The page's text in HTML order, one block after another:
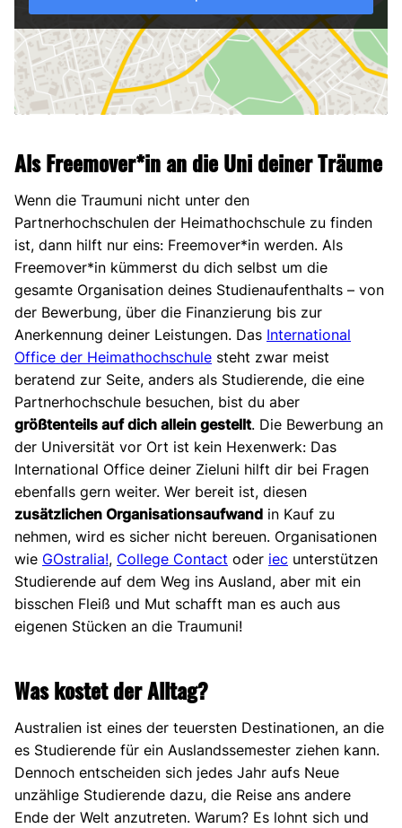
Als Freemover*in an die Uni deiner Träume
Wenn die Traumuni nicht unter den
Partnerhochschulen der Heimathochschule zu finden
ist, dann hilft nur eins: Freemover*in werden. Als
Freemover*in kümmerst du dich selbst um die
gesamte Organisation deines Studienaufenthalts – von
der Bewerbung, über die Finanzierung bis zur
Anerkennung deiner Leistungen. Das International
Office der Heimathochschule steht zwar meist
beratend zur Seite, anders als Studierende, die eine
Partnerhochschule besuchen, bist du aber
größtenteils auf dich allein gestellt. Die Bewerbung an
der Universität vor Ort ist kein Hexenwerk: Das
International Office deiner Zieluni hilft dir bei Fragen
ebenfalls gern weiter. Wer bereit ist, diesen
zusätzlichen Organisationsaufwand in Kauf zu
nehmen, wird es sicher nicht bereuen. Organisationen
wie GOstralia!, College Contact oder iec unterstützen
Studierende auf dem Weg ins Ausland, aber mit ein
bisschen Fleiß und Mut schafft man es auch aus
eigenen Stücken an die Traumuni!
Was kostet der Alltag?
Australien ist eines der teuersten Destinationen, an die
es Studierende für ein Auslandssemester ziehen kann.
Dennoch entscheiden sich jedes Jahr aufs Neue
unzählige Studierende dazu, die Reise ans andere
Ende der Welt anzutreten. Warum? Es lohnt sich und